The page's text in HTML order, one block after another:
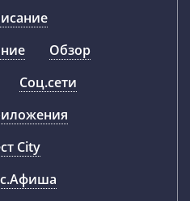
Обзор
Соц.сети
City